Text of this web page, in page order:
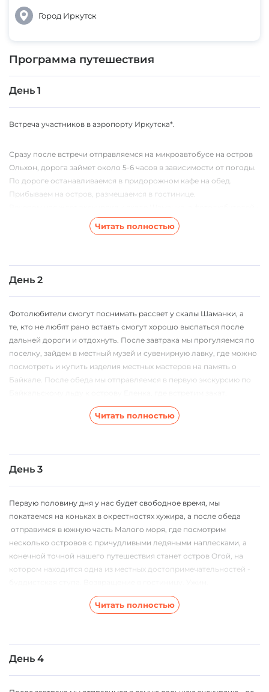
Город Иркутск
Программа путешествия
День 1
Встреча участников в аэропорту Иркутска*.
Сразу после встречи отправляемся на микроавтобусе на остров
Ольхон, дорога займет около 5-6 часов в зависимости от погоды.
По дороге останавливаемся в придорожном кафе на обед.
Прибываем на остров, размещаемся в гостинице.
съёмка потрясающего заката.
покупке авиабилетов просьба на это обратить внимание. Место
сбора участников, которые прибудут в Иркутск на сутки ранее мы
Читать полностью
День 2
Фотолюбители смогут поснимать рассвет у скалы Шаманки, а
те, кто не любят рано вставть смогут хорошо выспаться после
дальней дороги и отдохнуть. После завтрака мы прогуляемся по
поселку, зайдем в местный музей и сувенирную лавку, где можно
посмотреть и купить изделия местных мастеров на память о
Байкале. После обеда мы отправляемся в первую экскурсию по
Возвращение в гостиницу. Ужин.
Читать полностью
День 3
Первую половину дня у нас будет свободное время, мы
покатаемся на коньках в окрестностях хужира, а после обеда
отправимся в южную часть Малого моря, где посмотрим
несколько островов с причудливыми ледяными наплесками, а
конечной точной нашего путешествия станет остров Огой, на
котором находится одна из местных достопримечательностей -
Читать полностью
День 4